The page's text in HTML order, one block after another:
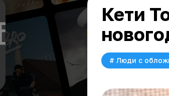
Кети
# Люди с